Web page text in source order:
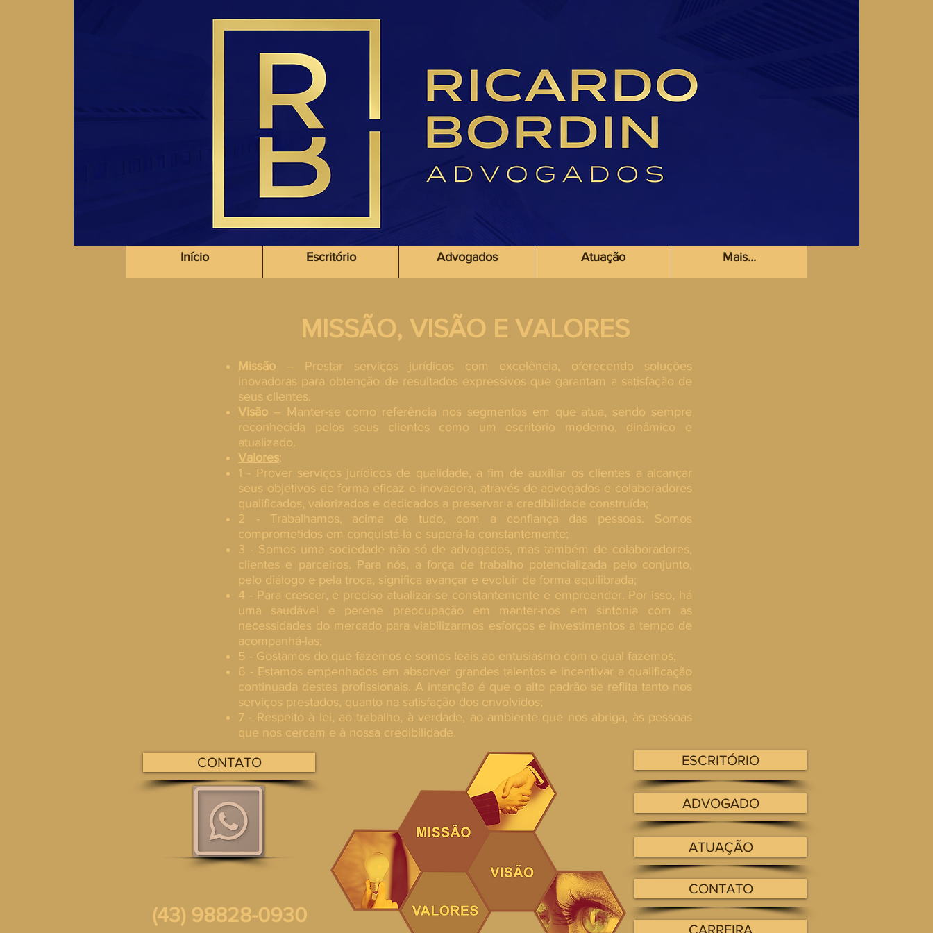
ricardobordinadv
Início Escritório Advogados Atuação Mais...
MISSÃO, VISÃO E VALORES
Missão – Prestar serviços jurídicos com excelência, oferecendo soluções
inovadoras para obtenção de resultados expressivos que garantam a satisfação de
seus clientes.
Visão – Manter-se como referência nos segmentos em que atua, sendo sempre
reconhecida pelos seus clientes como um escritório moderno, dinâmico e
atualizado.
Valores:
1 - Prover serviços jurídicos de qualidade, a fim de auxiliar os clientes a alcançar
seus objetivos de forma eficaz e inovadora, através de advogados e colaboradores
qualificados, valorizados e dedicados a preservar a credibilidade construída;
2 - Trabalhamos, acima de tudo, com a confiança das pessoas. Somos
comprometidos em conquistá-la e superá-la constantemente;
3 - Somos uma sociedade não só de advogados, mas também de colaboradores,
clientes e parceiros. Para nós, a força de trabalho potencializada pelo conjunto,
pelo diálogo e pela troca, significa avançar e evoluir de forma equilibrada;
4 - Para crescer, é preciso atualizar-se constantemente e empreender. Por isso, há
uma saudável e perene preocupação em manter-nos em sintonia com as
necessidades do mercado para viabilizarmos esforços e investimentos a tempo de
acompanhá-las;
5 - Gostamos do que fazemos e somos leais ao entusiasmo com o qual fazemos;
6 - Estamos empenhados em absorver grandes talentos e incentivar a qualificação
continuada destes profissionais. A intenção é que o alto padrão se reflita tanto nos
serviços prestados, quanto na satisfação dos envolvidos;
7 - Respeito à lei, ao trabalho, à verdade, ao ambiente que nos abriga, às pessoas
que nos cercam e à nossa credibilidade.
(43) 98828-0930
CONTATO ESCRITÓRIO
ADVOGADO
ATUAÇÃO
CONTATO
CARREIRA